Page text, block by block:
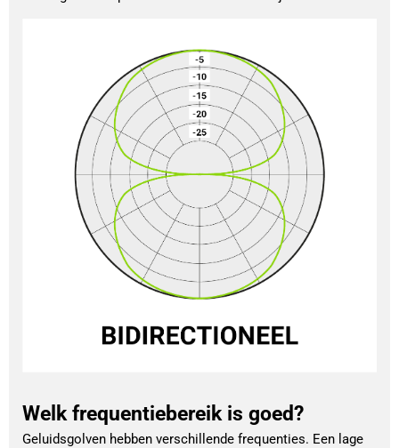
Welk frequentiebereik is goed?
Geluidsgolven hebben verschillende frequenties. Een lage